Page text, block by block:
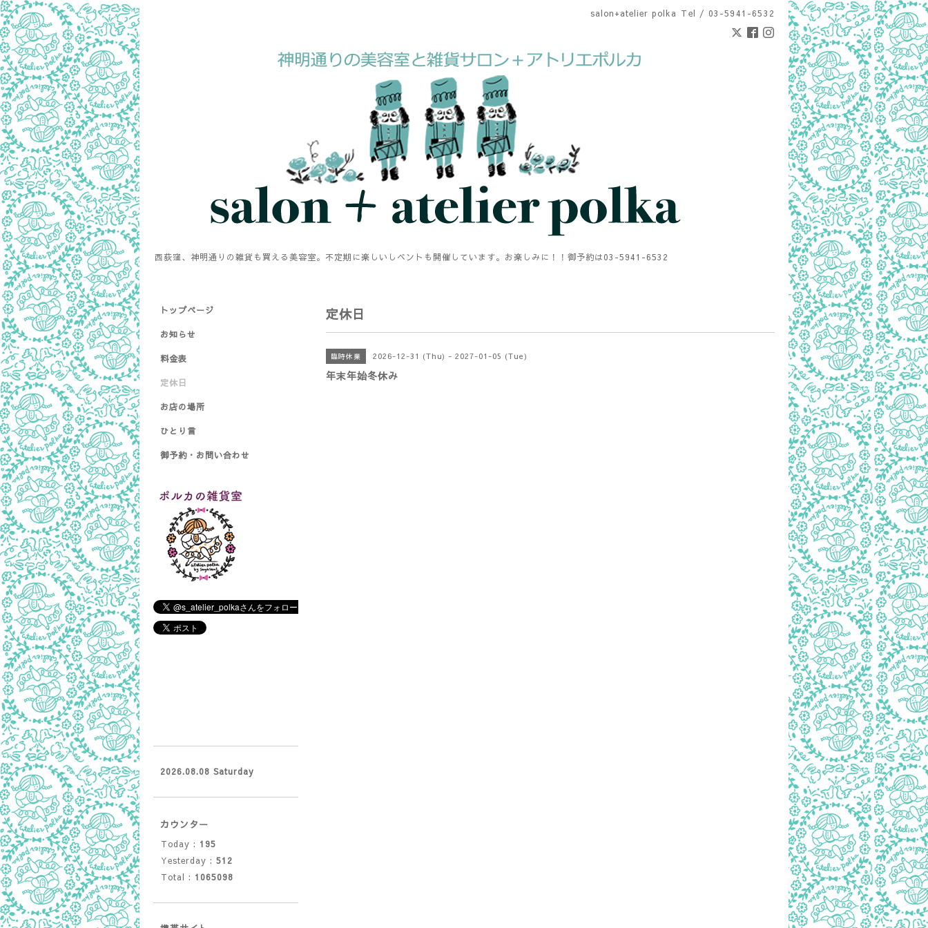
salon+atelier polka Tel / 03-5941-6532
西荻窪、神明通りの雑貨も買える美容室。不定期に楽しいしベントも開催しています。お楽しみに！！御予約は03-5941-6532
定休日
臨時休業 2026-12-31 (Thu) - 2027-01-05 (Tue)
年末年始冬休み
トップページ
お知らせ
料金表
定休日
お店の場所
ひとり言
御予約・お問い合わせ
2026.08.08 Saturday
カウンター
Today : 195
Yesterday : 512
Total : 1065098